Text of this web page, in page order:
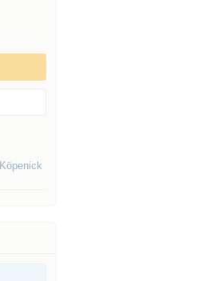
Köpenick